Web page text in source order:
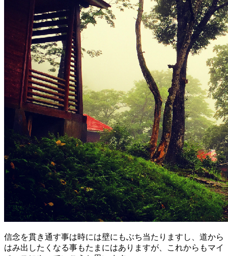
信念を貫き通す事は時には壁にもぶち当たりますし、道から
はみ出したくなる事もたまにはありますが、これからもマイ